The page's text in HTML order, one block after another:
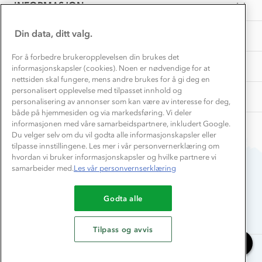
INFORMASJON
OM OSS
TIPS OG RÅD
Store størrelser
Turmat oppskrifter
Beredskap
AKTIVITETER
Leirskole 🥾
Barnehageansatt
Tips til hyttetur
Du betaler enkelt med
Din data, ditt valg.
For å forbedre brukeropplevelsen din brukes det
informasjonskapsler (cookies). Noen er nødvendige for at
nettsiden skal fungere, mens andre brukes for å gi deg en
personalisert opplevelse med tilpasset innhold og
personalisering av annonser som kan være av interesse for deg,
både på hjemmesiden og via markedsføring. Vi deler
informasjonen med våre samarbeidspartnere, inkludert Google.
Du velger selv om du vil godta alle informasjonskapsler eller
tilpasse innstillingene. Les mer i vår personvernerklæring om
hvordan vi bruker informasjonskapsler og hvilke partnere vi
samarbeider med.Les vår personvernserklæring
Godta alle
Tilpass og avvis